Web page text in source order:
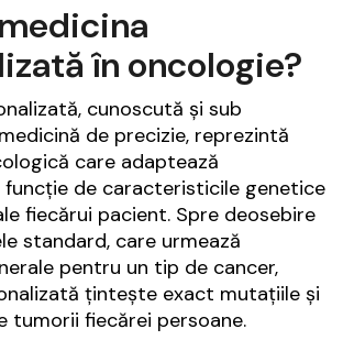
în oncologie?
cunoscută și sub
de precizie, reprezintă
care adaptează
de caracteristicile genetice
fiecărui pacient. Spre deosebire
standard, care urmează
pentru un tip de cancer,
țintește exact mutațiile și
tumorii fiecărei persoane.